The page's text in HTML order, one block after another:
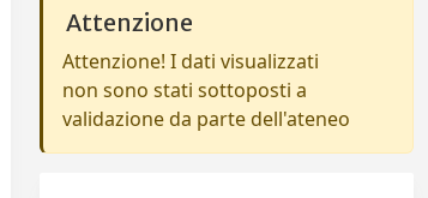
Attenzione
Attenzione! I dati visualizzati
non sono stati sottoposti a
validazione da parte dell'ateneo